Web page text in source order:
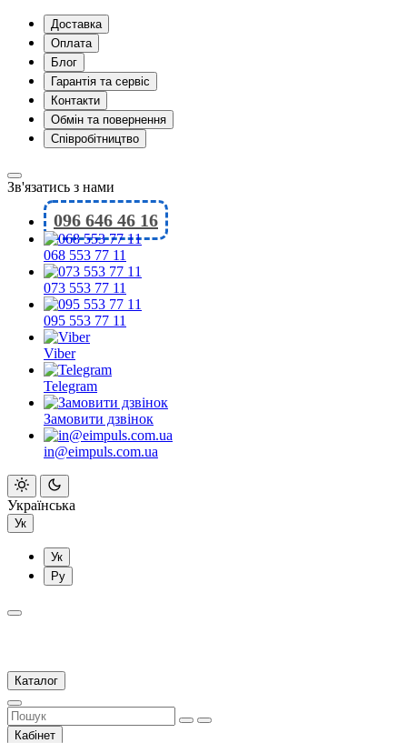
Доставка
Оплата
Блог
Гарантія та сервіс
Контакти
Обмін та повернення
Співробітництво
Зв'язатись з нами
096 646 46 16
068 553 77 11
073 553 77 11
095 553 77 11
Viber
Telegram
Замовити дзвінок
in@eimpuls.com.ua
Українська
Ук
Ук
Ру
Каталог
Кабінет